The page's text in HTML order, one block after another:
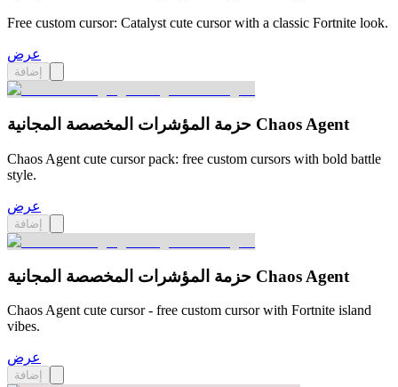
Free custom cursor: Catalyst cute cursor with a classic Fortnite look.
عرض
إضافة
حزمة المؤشرات المخصصة المجانية Chaos Agent
Chaos Agent cute cursor pack: free custom cursors with bold battle
style.
عرض
إضافة
حزمة المؤشرات المخصصة المجانية Chaos Agent
Chaos Agent cute cursor - free custom cursor with Fortnite island
vibes.
عرض
إضافة